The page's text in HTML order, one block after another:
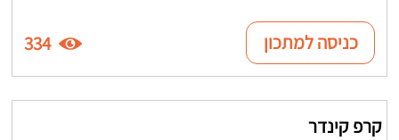
כניסה למתכון 334
קרפ קינדר